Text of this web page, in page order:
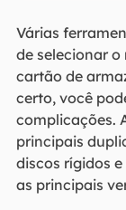
Várias
de selecionar
cartão de
certo, você
complicações.
principais
discos rígidos
as principais